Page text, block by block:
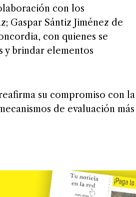
con los
Gaspar Sántiz Jiménez de
con quienes se
y brindar elementos
su compromiso con la
de evaluación más